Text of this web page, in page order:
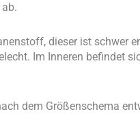
dieser ist schwer
Im Inneren befindet
dem Größenschema